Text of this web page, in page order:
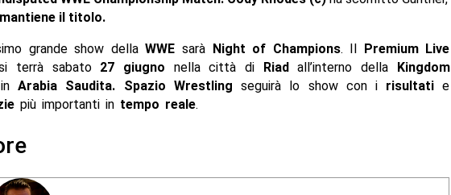
il titolo.
grande show dellaWWE sarà Night of Champions. Il Premium Live
terrà sabato 27 giugno nella città di Riadall’interno dellaKingdom
inArabia Saudita. Spazio Wrestlingseguirà lo show con i risultati e
più importanti in tempo reale.